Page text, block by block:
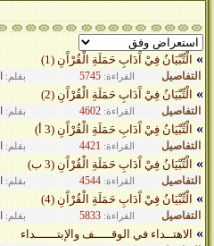
» الْتِّبْيَانُ فِيْ آَدَابِ حَمَلَةِ الْقُرْآَنِ (1)
بقلم: القراءة: 5745 التفاصيل
» الْتِّبْيَانُ فِيْ آَدَابِ حَمَلَةِ الْقُرْآَنِ (2)
بقلم: القراءة: 4602 التفاصيل
» الْتِّبْيَانُ فِيْ آَدَابِ حَمَلَةِ الْقُرْآَنِ (3 أ)
بقلم: القراءة: 4421 التفاصيل
» الْتِّبْيَانُ فِيْ آَدَابِ حَمَلَةِ الْقُرْآَنِ (3 ب)
بقلم: القراءة: 4544 التفاصيل
» الْتِّبْيَانُ فِيْ آَدَابِ حَمَلَةِ الْقُرْآَنِ (4)
بقلم: القراءة: 5833 التفاصيل
» الاهتــداء في الوقـــــف والإبتــــــداء